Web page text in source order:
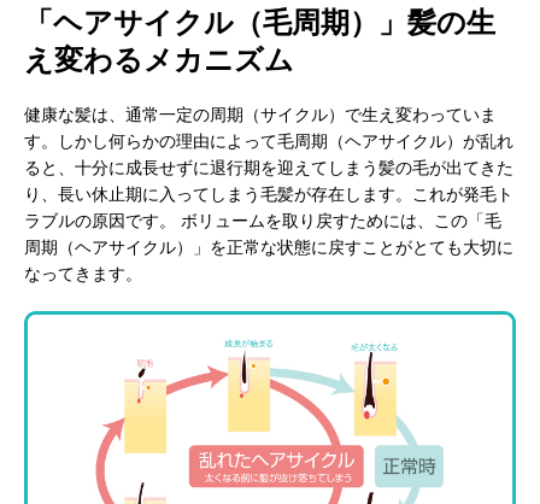
「ヘアサイクル（毛周期）」髪の生
え変わるメカニズム
健康な髪は、通常一定の周期（サイクル）で生え変わっていま
す。しかし何らかの理由によって毛周期（ヘアサイクル）が乱れ
ると、十分に成長せずに退行期を迎えてしまう髪の毛が出てきた
り、長い休止期に入ってしまう毛髪が存在します。これが発毛ト
ラブルの原因です。 ボリュームを取り戻すためには、この「毛
周期（ヘアサイクル）」を正常な状態に戻すことがとても大切に
なってきます。